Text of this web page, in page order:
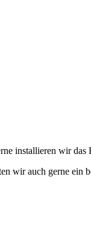
installieren wir das
wir auch gerne ein